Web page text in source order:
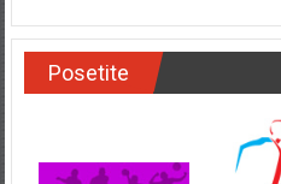
Posetite